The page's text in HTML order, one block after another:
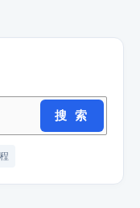
搜 索